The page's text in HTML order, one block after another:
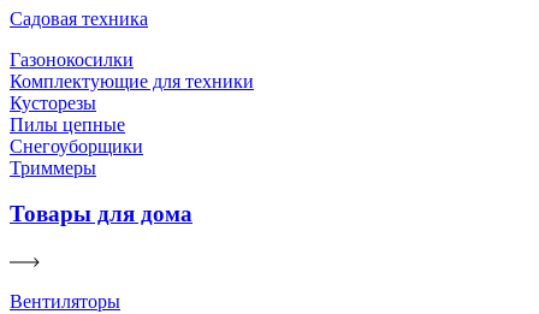
Садовая техника
Газонокосилки
Комплектующие для техники
Кусторезы
Пилы цепные
Снегоуборщики
Триммеры
Товары для дома
Вентиляторы